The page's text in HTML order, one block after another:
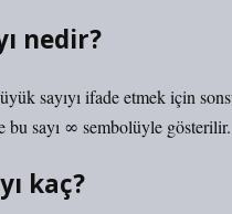
nedir?
sayıyı ifade etmek için
bu sayı ∞ sembolüyle gösterilir.
kaç?